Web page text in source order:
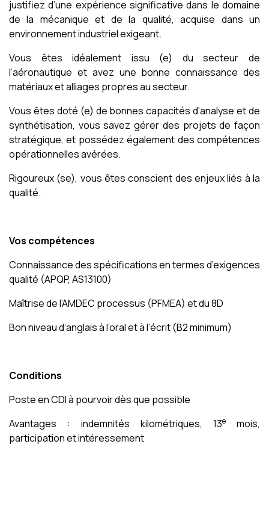
justifiez d’une expérience significative dans le domaine
de la mécanique et de la qualité, acquise dans un
environnement industriel exigeant.
Vous êtes idéalement issu (e) du secteur de
l’aéronautique et avez une bonne connaissance des
matériaux et alliages propres au secteur.
Vous êtes doté (e) de bonnes capacités d’analyse et de
synthétisation, vous savez gérer des projets de façon
stratégique, et possédez également des compétences
opérationnelles avérées.
Rigoureux (se), vous êtes conscient des enjeux liés à la
qualité.
Vos compétences
Connaissance des spécifications en termes d’exigences
qualité (APQP, AS13100)
Maîtrise de l’AMDEC processus (PFMEA) et du 8D
Bon niveau d’anglais à l’oral et à l’écrit (B2 minimum)
Conditions
Poste en CDI à pourvoir dès que possible
Avantages : indemnités kilométriques, 13e
mois,
participation et intéressement